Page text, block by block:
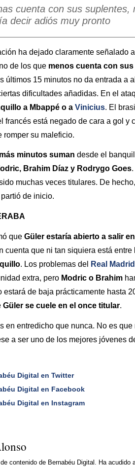
cuenta con sus suplentes,
decir adiós muy pronto
ha dejado claramente señalado a
de los que menos cuenta con
últimos 15 minutos no da entrada a
dificultades añadidas. En el
a Mbappé o a Vinicius. El
francés está negado de cara a gol y
romper su maleficio.
más minutos suman desde el
Brahim Díaz y Rodrygo Goes
muchas veces titulares. De
de inicio.
que Güler estaría abierto a salir
cuenta que ni tan siquiera está entre
. Los problemas del Real Madrid
extra, pero Modric o Brahim
estará de baja prácticamente hasta
Güler se cuele en el once titular.
en entredicho que nunca. No es que
a ser uno de los mejores jóvenes
Digital en Twitter
Digital en Facebook
Digital en Instagram
contenido de Bernabéu Digital. Ha acudido